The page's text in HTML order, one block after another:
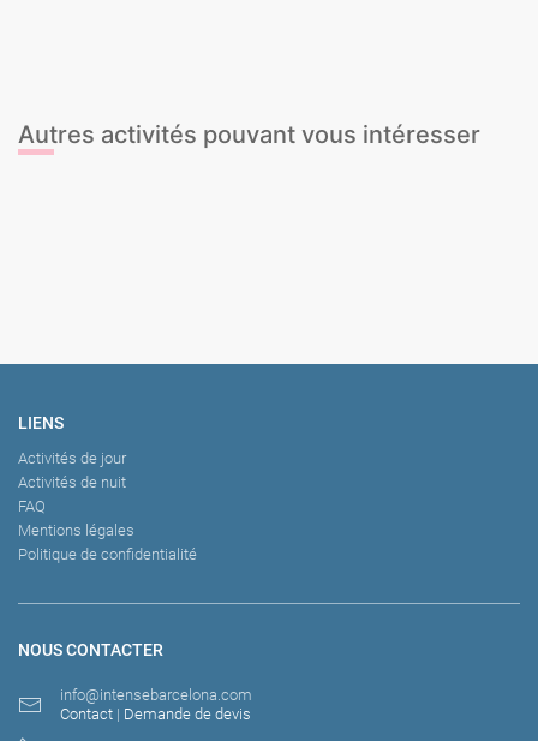
Autres activités pouvant vous intéresser
NOUS CONTACTER
info@intensebarcelona.com
Contact | Demande de devis
LIENS
Activités de jour
Activités de nuit
FAQ
Mentions légales
Politique de confidentialité